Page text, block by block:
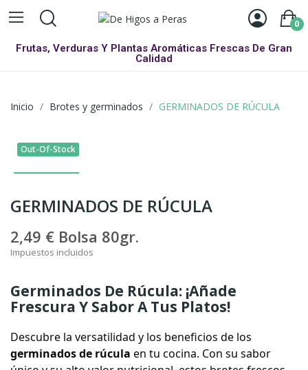
0
Frutas, Verduras Y Plantas Aromáticas Frescas De Gran
Calidad
Inicio Brotes y germinados GERMINADOS DE RÚCULA
Out-Of-Stock
GERMINADOS DE RÚCULA
2,49 € Bolsa 80gr.
Impuestos incluidos
Germinados De Rúcula: ¡Añade
Frescura Y Sabor A Tus Platos!
Descubre la versatilidad y los beneficios de los
germinados de rúcula en tu cocina. Con su sabor